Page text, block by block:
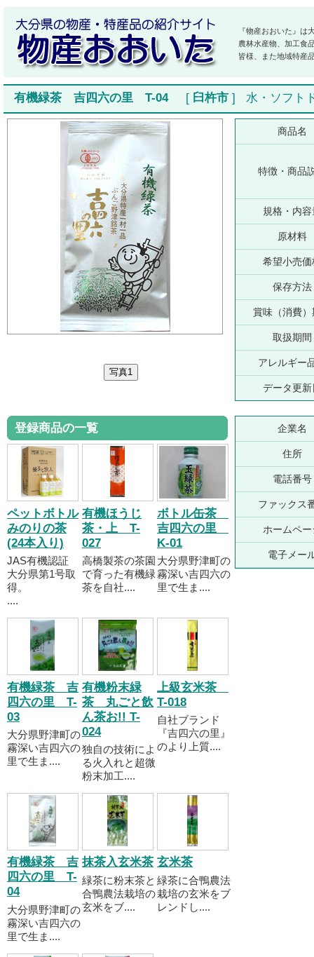
『物産おおいた』は
農林水産物、加工食
皆様、また地域特産
有機緑茶 吉四六の里 T-04 [ 臼杵市 ] 水・ソフト
商品名
特徴・商品
規格・内容
原材料
希望小売価
保存方法
賞味（消費）
取扱期間
アレルギー
データ更新
登録商品の一覧
ペットボトル
みのりの茶
(24本入り)
JAS有機認証
大分県第1号取
得。
....
有機ほうじ
茶・上 T-
027
高橋製茶の茶園
で育った有機緑
茶を自社....
ボトル缶茶
吉四六の里
K-01
大分県野津町の
霧深い吉四六の
里で生ま....
有機緑茶 吉
四六の里 T-
03
大分県野津町の
霧深い吉四六の
里で生ま....
有機粉末緑
茶 丸ごと飲
ん茶お!! T-
024
独自の技術によ
る火入れと超微
粉末加工....
上級玄米茶
T-018
自社ブランド
『吉四六の里』
のより上質....
有機緑茶 吉
四六の里 T-
04
大分県野津町の
霧深い吉四六の
里で生ま....
抹茶入玄米茶
緑茶に粉末茶と
合鴨農法栽培の
玄米をブ....
玄米茶
緑茶に合鴨農法
栽培の玄米をブ
レンドし....
企業名
住所
電話番号
ファックス
ホームペー
電子メー